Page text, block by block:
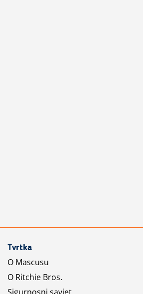
Tvrtka
O Mascusu
O Ritchie Bros.